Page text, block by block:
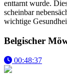
enttarnt wurde.
scheinbar
wichtige
Belgischer
00:48:37